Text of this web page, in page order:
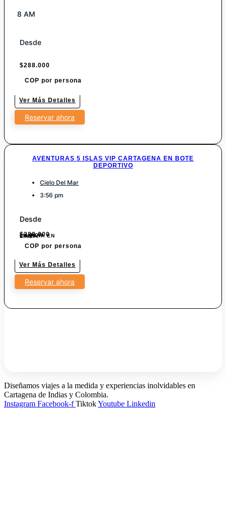
8 AM
Desde
$288.000
COP por persona
Ver Más Detalles
Reservar ahora
AVENTURAS 5 ISLAS VIP CARTAGENA EN BOTE
DEPORTIVO
Cielo Del Mar
3:56 pm
Desde
$288.000
7% POR COMPRA EN LINEA.
COP por persona
Ver Más Detalles
Reservar ahora
Diseñamos viajes a la medida y experiencias inolvidables en
Cartagena de Indias y Colombia.
Instagram Facebook-f TiktokYoutube Linkedin